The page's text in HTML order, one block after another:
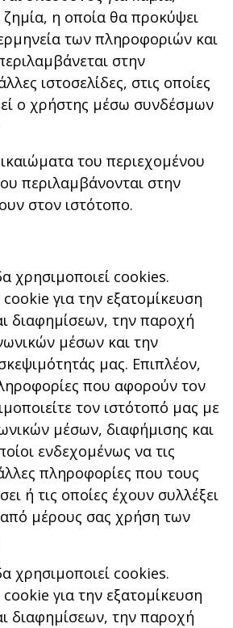
η οποία θα προκύψει
των πληροφοριών και
στην
ιστοσελίδες, στις οποίες
ο χρήστης μέσω συνδέσμων
του περιεχομένου
περιλαμβάνονται στην
στον ιστότοπο.
χρησιμοποιεί cookies.
για την εξατομίκευση
διαφημίσεων, την παροχή
μέσων και την
μας. Επιπλέον,
που αφορούν τον
τον ιστότοπό μας με
μέσων, διαφήμισης και
ενδεχομένως να τις
πληροφορίες που τους
ή τις οποίες έχουν συλλέξει
μέρους σας χρήση των
χρησιμοποιεί cookies.
για την εξατομίκευση
διαφημίσεων, την παροχή